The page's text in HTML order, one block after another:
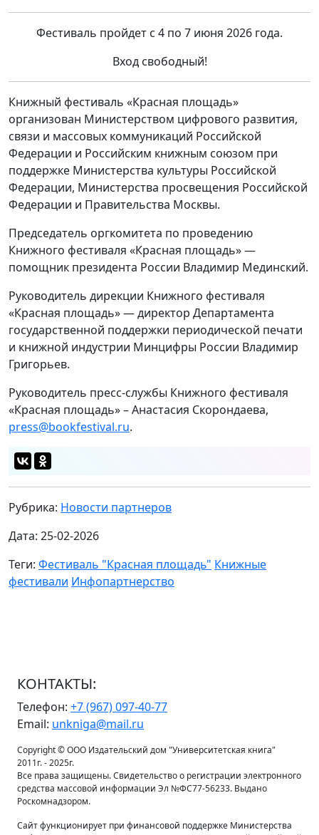
Фестиваль пройдет с 4 по 7 июня 2026 года.
Вход свободный!
Книжный фестиваль «Красная площадь»
организован Министерством цифрового развития,
связи и массовых коммуникаций Российской
Федерации и Российским книжным союзом при
поддержке Министерства культуры Российской
Федерации, Министерства просвещения Российской
Федерации и Правительства Москвы.
Председатель оргкомитета по проведению
Книжного фестиваля «Красная площадь» —
помощник президента России Владимир Мединский.
Руководитель дирекции Книжного фестиваля
«Красная площадь» — директор Департамента
государственной поддержки периодической печати
и книжной индустрии Минцифры России Владимир
Григорьев.
Руководитель пресс-службы Книжного фестиваля
«Красная площадь» – Анастасия Скорондаева,
press@bookfestival.ru.
Рубрика: Новости партнеров
Дата: 25-02-2026
Теги: Фестиваль "Красная площадь" Книжные
фестивали Инфопартнерство
КОНТАКТЫ:
Телефон: +7 (967) 097-40-77
Email: unkniga@mail.ru
Copyright © ООО Издательский дом "Университетская книга"
2011г. - 2025г.
Все права защищены. Свидетельство о регистрации электронного
средства массовой информации Эл №ФС77-56233. Выдано
Роскомнадзором.
Сайт функционирует при финансовой поддержке Министерства